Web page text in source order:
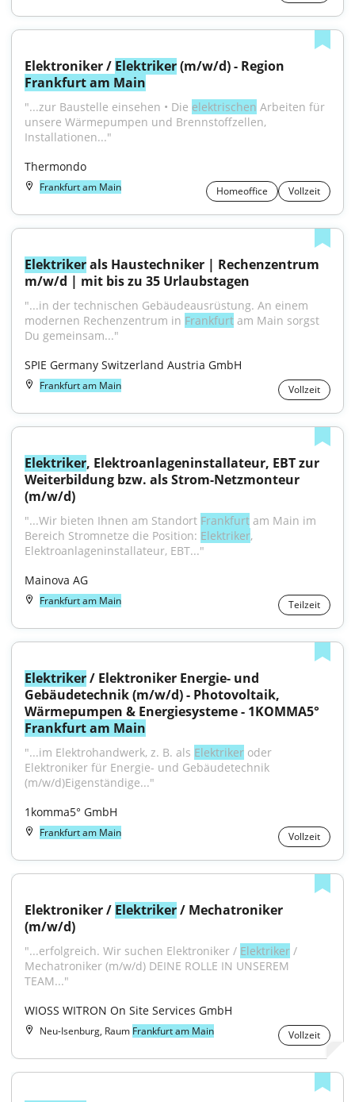
Elektroniker / Elektriker
Frankfurt am Main
"...zur Baustelle einsehen • Die elektrischen Arbeiten für
unsere Wärmepumpen und Brennstoffzellen,
Installationen..."
Thermondo
Frankfurt am Main Homeoffice Vollzeit
Elektriker als Haustechniker | Rechenzentrum
m/w/d | mit bis zu 35 Urlaubstagen
"...in der technischen Gebäudeausrüstung. An einem
modernen Rechenzentrum in Frankfurt am Main sorgst
Du gemeinsam..."
SPIE Germany Switzerland Austria GmbH
Frankfurt am Main Vollzeit
Elektriker, Elektroanlageninstallateur, EBT zur
Weiterbildung bzw. als Strom-Netzmonteur
(m/w/d)
"...Wir bieten Ihnen am Standort Frankfurt am Main im
Bereich Stromnetze die Position: Elektriker,
Elektroanlageninstallateur, EBT..."
Mainova AG
Frankfurt am Main Teilzeit
Elektriker / Elektroniker Energie- und
Gebäudetechnik (m/w/d) - Photovoltaik,
Frankfurt am Main
"...im Elektrohandwerk, z. B. als Elektriker oder
Elektroniker für Energie- und Gebäudetechnik
(m/w/d)Eigenständige..."
1komma5° GmbH
Frankfurt am Main Vollzeit
Elektroniker / Elektriker / Mechatroniker
(m/w/d)
"...erfolgreich. Wir suchen Elektroniker / Elektriker /
Mechatroniker (m/w/d) DEINE ROLLE IN UNSEREM
TEAM..."
WIOSS WITRON On Site Services GmbH
Neu-Isenburg, Raum Frankfurt am Main Vollzeit